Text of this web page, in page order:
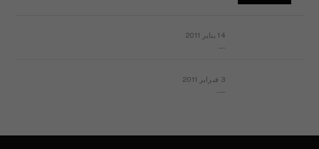
14 يناير 2011
3 فبراير 2011